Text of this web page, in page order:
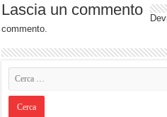
Lascia un commento
commento.